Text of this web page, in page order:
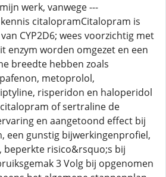
werk, vanwege ---
citalopramCitalopram is
CYP2D6; wees voorzichtig met
enzym worden omgezet en een
breedte hebben zoals
metoprolol,
risperidon en haloperidol
of sertraline de
en aangetoond effect bij
een gunstig bijwerkingenprofiel,
beperkte risico&rsquo;s bij
3 Volg bij opgenomen